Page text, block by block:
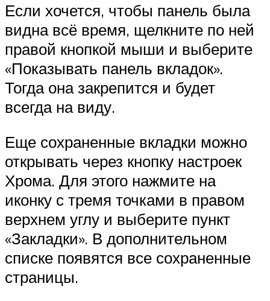
Если хочется, чтобы панель была
видна всё время, щелкните по ней
правой кнопкой мыши и выберите
«Показывать панель вкладок».
Тогда она закрепится и будет
всегда на виду.
Еще сохраненные вкладки можно
открывать через кнопку настроек
Хрома. Для этого нажмите на
иконку с тремя точками в правом
верхнем углу и выберите пункт
«Закладки». В дополнительном
списке появятся все сохраненные
страницы.